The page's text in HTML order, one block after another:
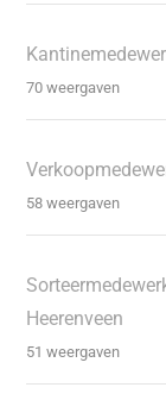
70 weergaven
58 weergaven
Heerenveen
51 weergaven